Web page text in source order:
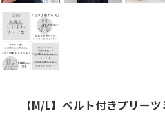
【M/L】ベルト付きプリー